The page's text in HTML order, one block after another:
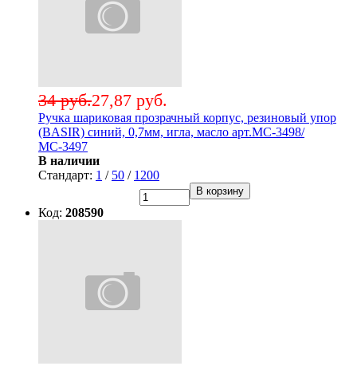
27,87 руб.
34 руб.
Ручка шариковая прозрачный корпус, резиновый упор
(BASIR) синий, 0,7мм, игла, масло арт.МС-3498/
МС-3497
В наличии
Стандарт: 1 / 50 / 1200
В корзину
Код: 208590